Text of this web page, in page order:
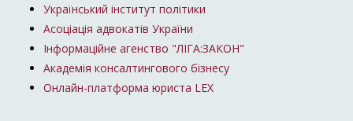
Український інститут політики
Асоціація адвокатів України
Інформаційне агенство "ЛІГА:ЗАКОН"
Академія консалтингового бізнесу
Онлайн-платформа юриста LEX